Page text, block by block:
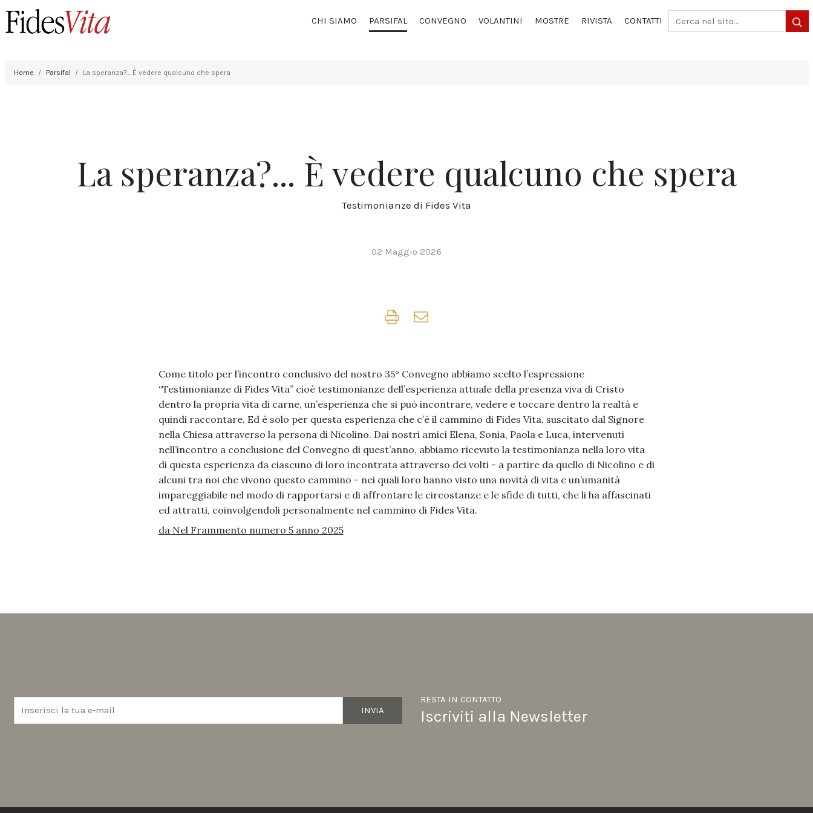
CHI SIAMO PARSIFAL CONVEGNO VOLANTINI MOSTRE RIVISTA CONTATTI
Home Parsifal La speranza?... È vedere qualcuno che spera
La speranza?... È vedere qualcuno che spera
Testimonianze di Fides Vita
02 Maggio 2026
Come titolo per l’incontro conclusivo del nostro 35° Convegno abbiamo scelto l’espressione
“Testimonianze di Fides Vita” cioè testimonianze dell’esperienza attuale della presenza viva di Cristo
dentro la propria vita di carne, un’esperienza che si può incontrare, vedere e toccare dentro la realtà e
quindi raccontare. Ed è solo per questa esperienza che c’è il cammino di Fides Vita, suscitato dal Signore
nella Chiesa attraverso la persona di Nicolino. Dai nostri amici Elena, Sonia, Paola e Luca, intervenuti
nell’incontro a conclusione del Convegno di quest’anno, abbiamo ricevuto la testimonianza nella loro vita
di questa esperienza da ciascuno di loro incontrata attraverso dei volti - a partire da quello di Nicolino e di
alcuni tra noi che vivono questo cammino - nei quali loro hanno visto una novità di vita e un’umanità
impareggiabile nel modo di rapportarsi e di affrontare le circostanze e le sfide di tutti, che li ha affascinati
ed attratti, coinvolgendoli personalmente nel cammino di Fides Vita.
da Nel Frammento numero 5 anno 2025
INVIA
RESTA IN CONTATTO
Iscriviti alla Newsletter